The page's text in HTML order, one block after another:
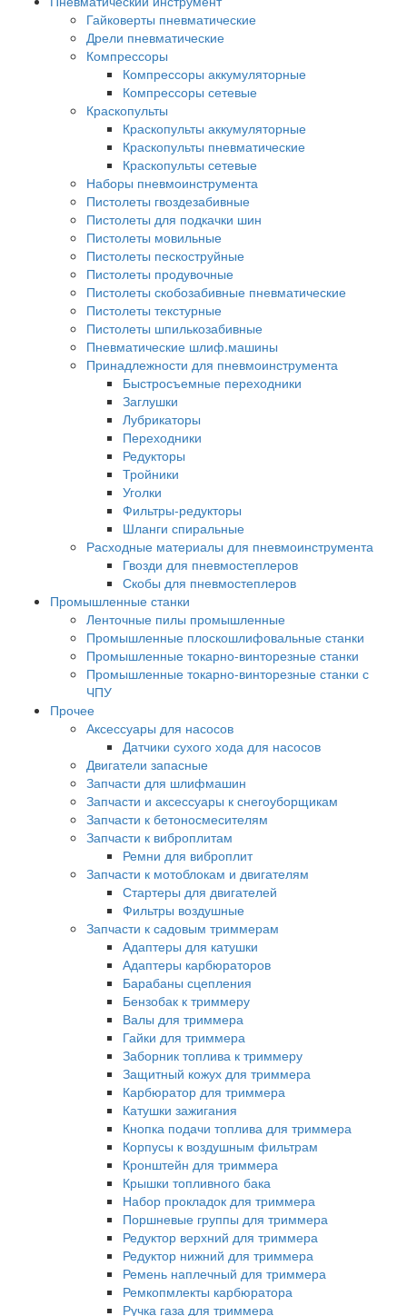
Гайковерты пневматические
Дрели пневматические
Компрессоры
Компрессоры аккумуляторные
Компрессоры сетевые
Краскопульты
Краскопульты аккумуляторные
Краскопульты пневматические
Краскопульты сетевые
Наборы пневмоинструмента
Пистолеты гвоздезабивные
Пистолеты для подкачки шин
Пистолеты мовильные
Пистолеты пескоструйные
Пистолеты продувочные
Пистолеты скобозабивные пневматические
Пистолеты текстурные
Пистолеты шпилькозабивные
Пневматические шлиф.машины
Принадлежности для пневмоинструмента
Быстросъемные переходники
Заглушки
Лубрикаторы
Переходники
Редукторы
Тройники
Уголки
Фильтры-редукторы
Шланги спиральные
Расходные материалы для пневмоинструмента
Гвозди для пневмостеплеров
Скобы для пневмостеплеров
Промышленные станки
Ленточные пилы промышленные
Промышленные плоскошлифовальные станки
Промышленные токарно-винторезные станки
Промышленные токарно-винторезные станки с
ЧПУ
Прочее
Аксессуары для насосов
Датчики сухого хода для насосов
Двигатели запасные
Запчасти для шлифмашин
Запчасти и аксессуары к снегоуборщикам
Запчасти к бетоносмесителям
Запчасти к виброплитам
Ремни для виброплит
Запчасти к мотоблокам и двигателям
Стартеры для двигателей
Фильтры воздушные
Запчасти к садовым триммерам
Адаптеры для катушки
Адаптеры карбюраторов
Барабаны сцепления
Бензобак к триммеру
Валы для триммера
Гайки для триммера
Заборник топлива к триммеру
Защитный кожух для триммера
Карбюратор для триммера
Катушки зажигания
Кнопка подачи топлива для триммера
Корпусы к воздушным фильтрам
Кронштейн для триммера
Крышки топливного бака
Набор прокладок для триммера
Поршневые группы для триммера
Редуктор верхний для триммера
Редуктор нижний для триммера
Ремень наплечный для триммера
Ремкопмлекты карбюратора
Ручка газа для триммера